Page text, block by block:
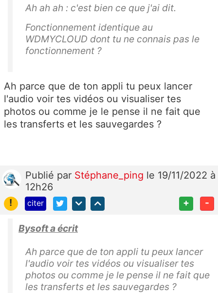
Ah ah ah : c'est bien ce que j'ai dit.
Fonctionnement identique au
WDMYCLOUD dont tu ne connais pas le
fonctionnement ?
Ah parce que de ton appli tu peux lancer
l'audio voir tes vidéos ou visualiser tes
photos ou comme je le pense il ne fait que
les transferts et les sauvegardes ?
Publié par Stéphane_ping le 19/11/2022 à
12h26
!
citer + -
Bysoft a écrit
Ah parce que de ton appli tu peux lancer
l'audio voir tes vidéos ou visualiser tes
photos ou comme je le pense il ne fait que
les transferts et les sauvegardes ?